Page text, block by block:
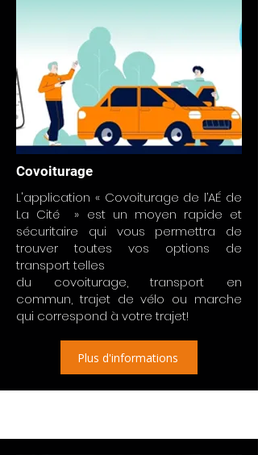
Covoiturage
L'application « Covoiturage de l’AÉ de
La Cité » est un moyen rapide et
sécuritaire qui vous permettra de
trouver toutes vos options de
transport telles
du covoiturage, transport en
commun, trajet de vélo ou marche
qui correspond à votre trajet!
Plus d'informations